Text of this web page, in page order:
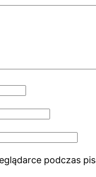
podczas